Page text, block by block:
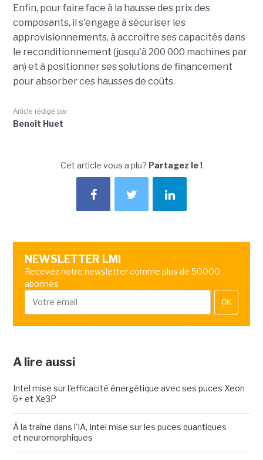
Enfin, pour faire face à la hausse des prix des
composants, il s'engage à sécuriser les
approvisionnements, à accroître ses capacités dans
le reconditionnement (jusqu'à 200 000 machines par
an) et à positionner ses solutions de financement
pour absorber ces hausses de coûts.
Article rédigé par
Benoît Huet
Cet article vous a plu? Partagez le !
NEWSLETTER LMI
Recevez notre newsletter comme plus de 50000
abonnés
OK
A lire aussi
Intel mise sur l'efficacité énergétique avec ses puces Xeon
6+ et Xe3P
À la traîne dans l'IA, Intel mise sur les puces quantiques
et neuromorphiques